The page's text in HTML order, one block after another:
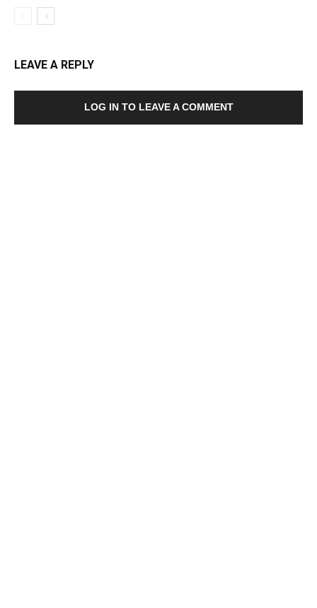
LEAVE A REPLY
LOG IN TO LEAVE A COMMENT